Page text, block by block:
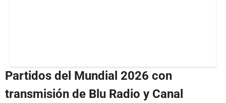
Partidos del Mundial 2026 con
transmisión de Blu Radio y Canal